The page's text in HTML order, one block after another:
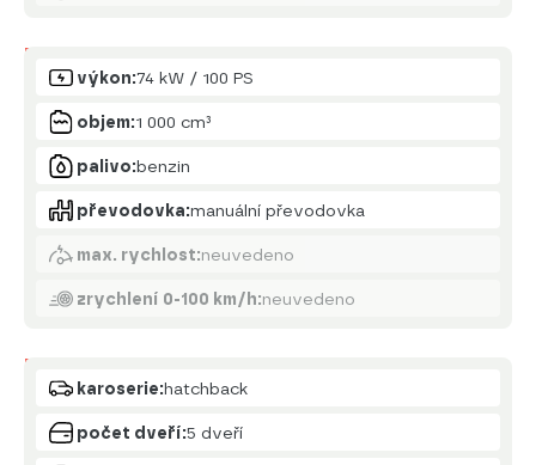
Motor
výkon:74 kW / 100 PS
objem:1 000 cm³
palivo:benzin
převodovka:manuální převodovka
max. rychlost:neuvedeno
zrychlení 0-100 km/h:neuvedeno
Karoserie
karoserie:hatchback
počet dveří:5 dveří